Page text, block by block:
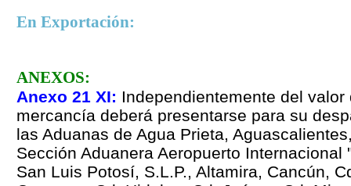
En Exportación:
ANEXOS:
Anexo 21 XI: Independientemente del
mercancía deberá presentarse para su
las Aduanas de Agua Prieta,
Sección Aduanera Aeropuerto Internacional
San Luis Potosí, S.L.P., Altamira, Cancún,